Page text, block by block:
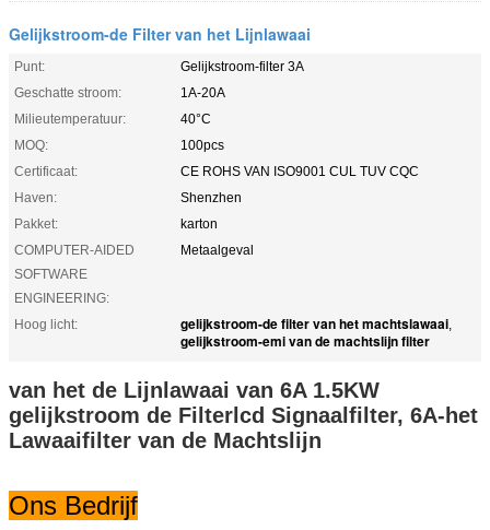
Gelijkstroom-de Filter van het Lijnlawaai
Punt:
Gelijkstroom-filter 3A
Geschatte stroom:
1A-20A
Milieutemperatuur:
40°C
MOQ:
100pcs
Certificaat:
CE ROHS VAN ISO9001 CUL TUV CQC
Haven:
Shenzhen
Pakket:
karton
COMPUTER-AIDED
SOFTWARE
ENGINEERING:
Metaalgeval
Hoog licht: gelijkstroom-de filter van het machtslawaai,
gelijkstroom-emi van de machtslijn filter
van het de Lijnlawaai van 6A 1.5KW
gelijkstroom de Filterlcd Signaalfilter, 6A-het
Lawaaifilter van de Machtslijn
Ons Bedrijf